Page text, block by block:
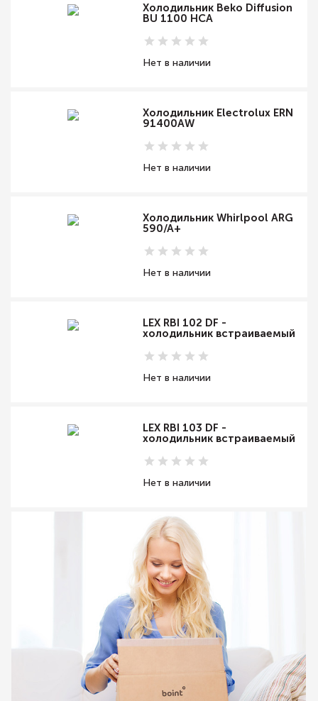
Холодильник Beko Diffusion
BU 1100 HCA
Нет в наличии
Холодильник Electrolux ERN
91400AW
Нет в наличии
Холодильник Whirlpool ARG
590/A+
Нет в наличии
LEX RBI 102 DF -
холодильник встраиваемый
Нет в наличии
LEX RBI 103 DF -
холодильник встраиваемый
Нет в наличии